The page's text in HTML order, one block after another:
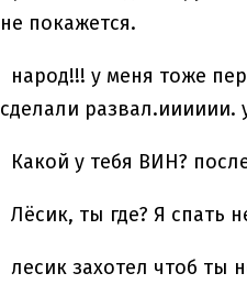
не покажется.
народ!!! у меня тоже
сделали развал.ииииии.
Какой у тебя ВИН?
Лёсик, ты где? Я спать
лесик захотел чтоб ты